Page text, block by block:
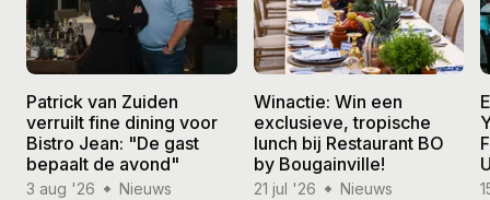
Patrick van Zuiden
verruilt fine dining voor
Bistro Jean: "De gast
bepaalt de avond"
3 aug '26 Nieuws
Winactie: Win een
exclusieve, tropische
lunch bij Restaurant BO
by Bougainville!
21 jul '26 Nieuws